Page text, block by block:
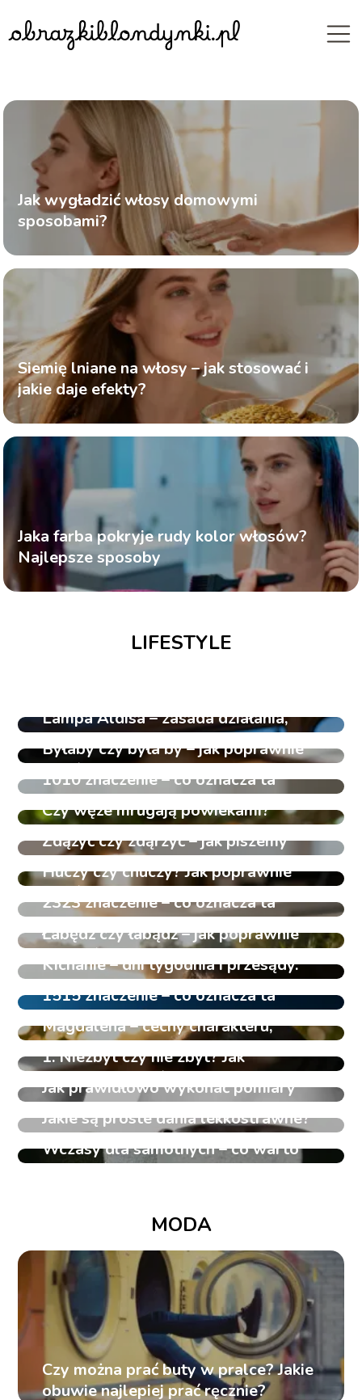
Jak wygładzić włosy domowymi
sposobami?
Siemię lniane na włosy – jak stosować i
jakie daje efekty?
Jaka farba pokryje rudy kolor włosów?
Najlepsze sposoby
LIFESTYLE
Po kolei czy pokolei – jak piszemy
Lampa Aldisa – zasada działania,
zastosowanie, historia
Byłaby czy była by – jak poprawnie
pisać?
1010 znaczenie – co oznacza ta
liczba w numerologii?
Czy węże mrugają powiekami?
Poznaj fakty o ich wzroku
Zdążyć czy zdąrzyć – jak piszemy
poprawnie?
Huczy czy chuczy? Jak poprawnie
pisać to słowo?
2323 znaczenie – co oznacza ta
liczba w numerologii?
Łabędź czy łabądź – jak poprawnie
napisać to słowo?
Kichanie – dni tygodnia i przesądy.
Co oznaczają?
1515 znaczenie – co oznacza ta
liczba w numerologii?
Magdalena – cechy charakteru,
znaczenie imienia
1. Niezbyt czy nie zbyt? Jak
poprawnie pisać?
Jak prawidłowo wykonać pomiary
ciała?
Jakie są proste dania lekkostrawne?
Wczasy dla samotnych – co warto
wiedzieć?
MODA
Czy można prać buty w pralce? Jakie
obuwie najlepiej prać ręcznie?